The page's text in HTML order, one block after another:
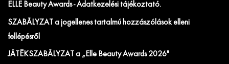
ELLE Beauty Awards - Adatkezelési tájékoztató.
SZABÁLYZAT a jogellenes tartalmú hozzászólások elleni
fellépésről
JÁTÉKSZABÁLYZAT a „Elle Beauty Awards 2026"